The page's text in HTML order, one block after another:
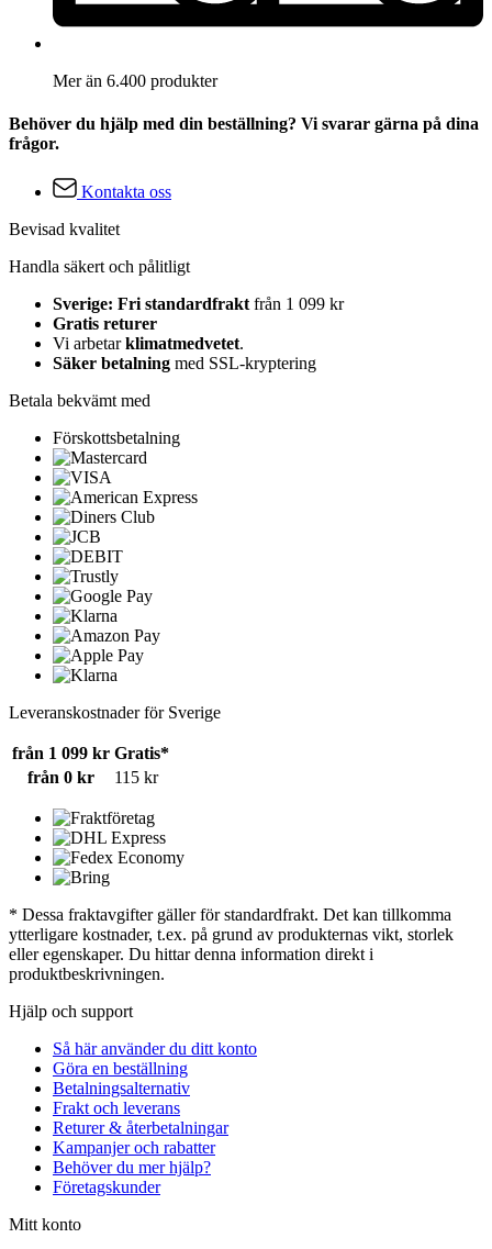
Mer än 6.400 produkter
Behöver du hjälp med din beställning? Vi svarar gärna på dina
frågor.
Kontakta oss
Bevisad kvalitet
Handla säkert och pålitligt
Sverige: Fri standardfrakt från 1 099 kr
Gratis returer
Vi arbetarklimatmedvetet.
Säker betalning med SSL-kryptering
Betala bekvämt med
Förskottsbetalning
Leveranskostnader för Sverige
från 1 099 kr Gratis*
från 0 kr
115 kr
* Dessa fraktavgifter gäller för standardfrakt. Det kan tillkomma
ytterligare kostnader, t.ex. på grund av produkternas vikt, storlek
eller egenskaper. Du hittar denna information direkt i
produktbeskrivningen.
Hjälp och support
Så här använder du ditt konto
Göra en beställning
Betalningsalternativ
Frakt och leverans
Returer & återbetalningar
Kampanjer och rabatter
Behöver du mer hjälp?
Företagskunder
Mitt konto